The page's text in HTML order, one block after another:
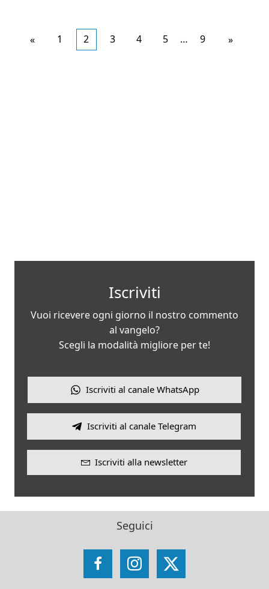
«Articoli
1 2 3 4 5 … 9
Articoli
»
Iscriviti
Vuoi ricevere ogni giorno il nostro commento
al vangelo?
Scegli la modalità migliore per te!
Iscriviti al canale WhatsApp
Iscriviti al canale Telegram
Iscriviti alla newsletter
Seguici
FacebookInstagram
X